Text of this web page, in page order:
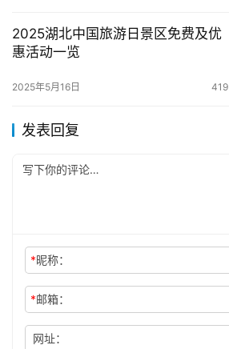
2025湖北中国旅游日景区免费及优
惠活动一览
2025年5月16日 419
发表回复
*昵称：
*邮箱：
网址：